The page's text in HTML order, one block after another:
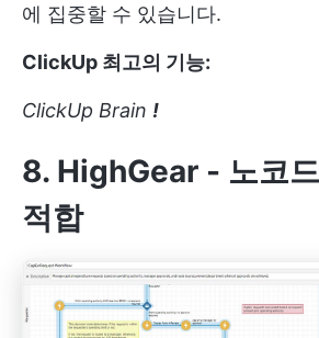
에 집중할 수 있습니다.
ClickUp 최고의 기능:
ClickUp Brain !
8. HighGear - 노코
적합